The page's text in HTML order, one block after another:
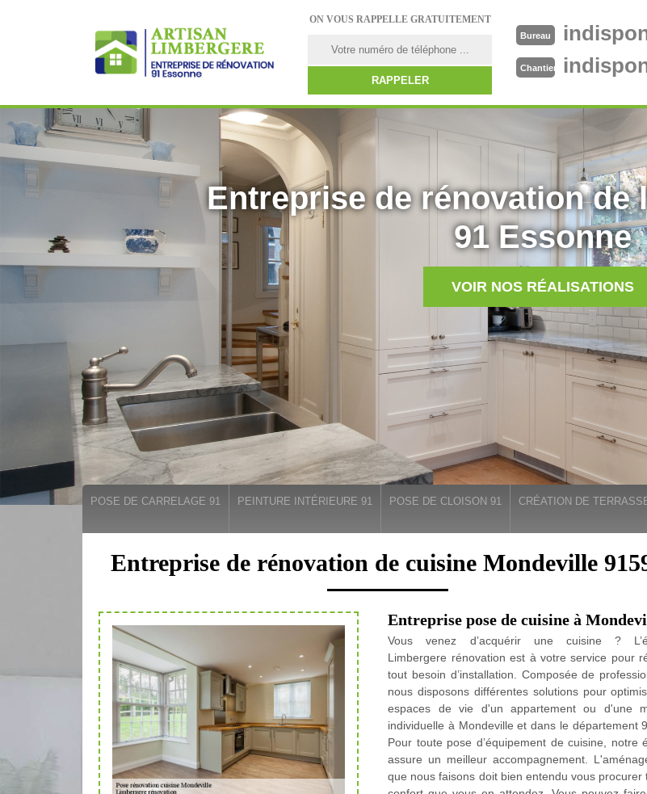
ON VOUS RAPPELLE GRATUITEMENT
Bureau
Chantier
Entreprise de rénovation de
91 Essonne
VOIR NOS RÉALISATIONS
POSE DE CARRELAGE 91 PEINTURE INTÉRIEURE 91 POSE DE CLOISON 91 CRÉATION DE
Entreprise de rénovation de cuisine Mondeville
Entreprise pose de cuisine à
Vous venez d’acquérir une cuisine ?
Limbergere rénovation est à votre service pour
tout besoin d’installation. Composée de
nous disposons différentes solutions pour
espaces de vie d'un appartement ou d'une
individuelle à Mondeville et dans le département
Pour toute pose d’équipement de cuisine, notre
assure un meilleur accompagnement.
que nous faisons doit bien entendu vous procurer